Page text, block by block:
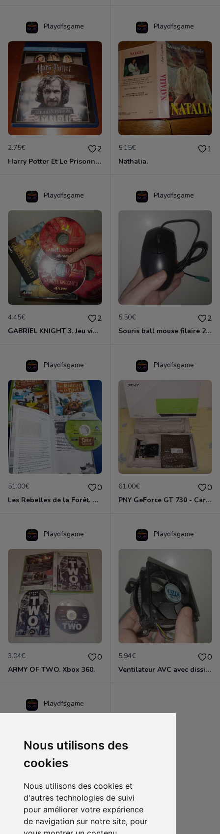
Nous utilisons des
cookies
Nous utilisons des cookies et
d'autres technologies de suivi
pour améliorer votre expérience
de navigation sur notre site, pour
Playdfsgame
2.75€ 2
Harry Potter Et Le Prisonnier D'azkaban en Blu-Ray.
Playdfsgame
5.15€ 1
Nathalia.
Playdfsgame
4.45€ 2
GABRIEL KNIGHT 3. Jeu vidéo pc.
Playdfsgame
5.50€ 2
Souris ball mouse filaire 2 boutons avec molette.
Playdfsgame
51.00€ 0
Les Rebelles de la Forêt. XBOX 360. NEUF. UBISOFT 2008.
Playdfsgame
61.00€ 0
PNY GeForce GT 730 - Carte graphique - GF GT 730 - 2 Go GDDR3 - PCIe 2.0 x8 profil bas - DVI, D-Sub, HDMI - Pny
Playdfsgame
3.04€ 0
ARMY OF TWO. Xbox 360.
Playdfsgame
5.94€ 0
Ventilateur AVC avec dissipateur.
Playdfsgame
2.65€ 0